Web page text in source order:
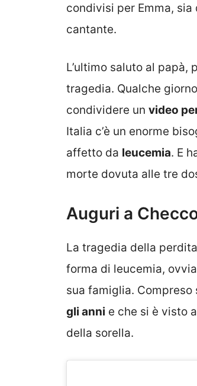
condivisi per Emma,
cantante.
L’ultimo saluto al papà,
tragedia. Qualche
condividere un video
Italia c’è un enorme
affetto da leucemia. E
morte dovuta alle tre
Auguri a
La tragedia della
forma di leucemia,
sua famiglia. Compreso
gli anni e che si è visto
della sorella.